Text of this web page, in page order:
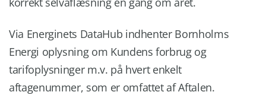
Via Energinets DataHub indhenter Bornholms
Energi oplysning om Kundens forbrug og
tarifoplysninger m.v. på hvert enkelt
aftagenummer, som er omfattet af Aftalen.